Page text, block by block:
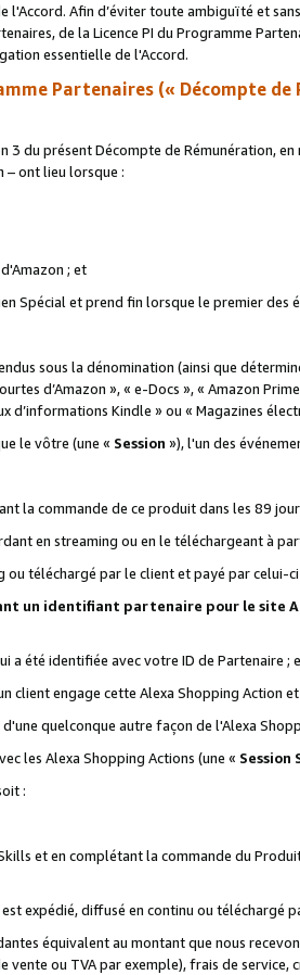
Afin d’éviter toute ambiguïté et
de la Licence PI du Programme
essentielle de l'Accord.
Partenaires (« Décompte de
du présent Décompte de Rémunération, en
– ont lieu lorsque :
; et
Spécial et prend fin lorsque le premier des
sous la dénomination (ainsi que
d’Amazon », « e-Docs », « Amazon
d’informations Kindle » ou « Magazines
le vôtre (une « Session »), l'un des
commande de ce produit dans les 89
en streaming ou en le téléchargeant à
téléchargé par le client et payé par celui-ci
un identifiant partenaire pour le site
a été identifiée avec votre ID de Partenaire ;
client engage cette Alexa Shopping Action
quelconque autre façon de l'Alexa
les Alexa Shopping Actions (une « Session
:
et en complétant la commande du
expédié, diffusé en continu ou téléchargé
équivalent au montant que nous
ou TVA par exemple), frais de service,